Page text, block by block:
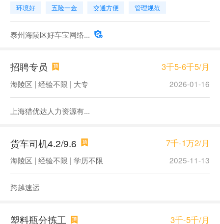
环境好 五险一金 交通方便 管理规范
泰州海陵区好车宝网络...
招聘专员 3千5-6千5/月
海陵区 | 经验不限 | 大专 2026-01-16
上海猎优达人力资源有...
货车司机4.2/9.6 7千-1万2/月
海陵区 | 经验不限 | 学历不限 2025-11-13
跨越速运
塑料瓶分拣工 3千-5千/月